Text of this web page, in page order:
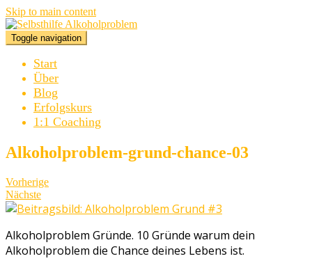
Skip to main content
Toggle navigation
Start
Über
Blog
Erfolgskurs
1:1 Coaching
Alkoholproblem-grund-chance-03
Vorherige
Nächste
Alkoholproblem Gründe. 10 Gründe warum dein
Alkoholproblem die Chance deines Lebens ist.